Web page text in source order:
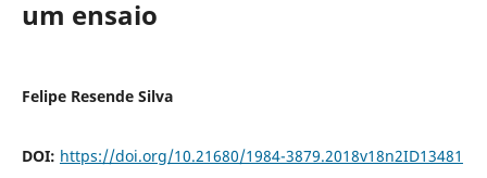
um ensaio
Felipe Resende Silva
DOI: https://doi.org/10.21680/1984-3879.2018v18n2ID13481